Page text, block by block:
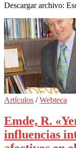
Descargar archivo:
Artículos /Webteca
Emde, R.
influencias